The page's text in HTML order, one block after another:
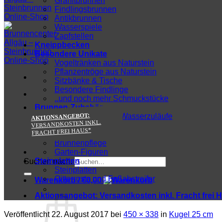
AKTIONSANGEBOT:
VERSANDKOSTEN INKL.
FRACHT FREI HAUS*
Suchen nach:
Warenkorb /€0,00
Findlingsbrunnen
Antikbrunnen
Wasserspiele
Zapfstellen
Kneippbecken
Besondere Unikate
Vogeltränken aus Naturstein
Pflanzentröge aus Naturstein
Sitzbänke & Tische
Besondere Findlinge
..und noch mehr Schmuckstücke
Brunnen-Zubehör
Wasserhähne und Wasserzuläufe
Zu-/Ablauftechnik
Wasserpumpen
Brunnenpflege
Garten-Figuren
Steinplatten
Steinplatten
Gitterroste und Fußabstreifer
Aktionsangebot: Versandkosten inkl. Fracht frei
Veröffentlicht 22. August 2017 bei 450 × 338 in Kugel 25 cm